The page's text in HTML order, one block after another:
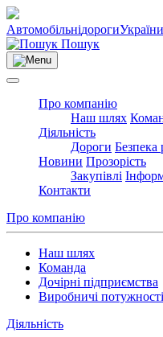
АвтомобільнідорогиУкраїни
Пошук
Про компанію
Наш шлях
Діяльність
Дороги Безпека
Новини Прозорість
Закупівлі
Контакти
Про компанію
Наш шлях
Команда
Дочірні підприємства
Виробничі потужності
Діяльність